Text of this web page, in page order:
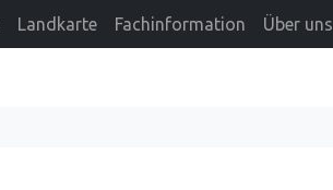
Landkarte Fachinformation Über uns